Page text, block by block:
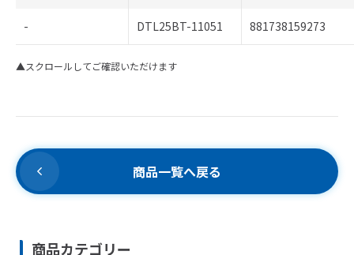
- DTL25BT-11051 881738159273
▲スクロールしてご確認いただけます
商品一覧へ戻る
商品カテゴリー